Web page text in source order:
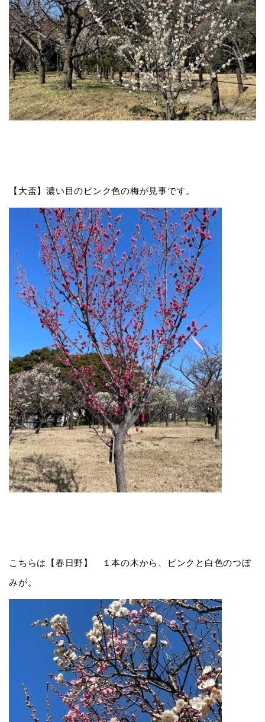
【大盃】濃い目のピンク色の梅が見事です。
こちらは【春日野】 １本の木から、ピンクと白色のつぼ
みが。